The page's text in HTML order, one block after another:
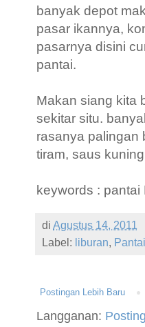
banyak depot
pasar ikannya,
pasarnya disini
pantai.
Makan siang kita
sekitar situ.
rasanya palingan
tiram, saus
keywords : pantai
di Agustus 14, 2011
Label: liburan, Pantai
Postingan Lebih Baru
Langganan: